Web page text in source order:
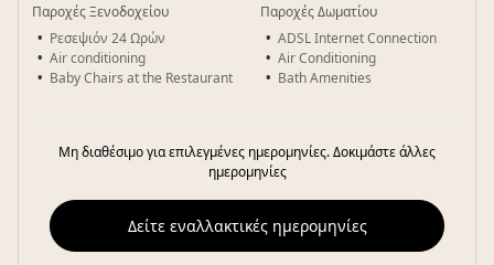
Παροχές Ξενοδοχείου
Ρεσεψιόν 24 Ωρών
Air conditioning
Baby Chairs at the Restaurant
Παροχές Δωματίου
ADSL Internet Connection
Air Conditioning
Bath Amenities
Μη διαθέσιμο για επιλεγμένες ημερομηνίες. Δοκιμάστε άλλες
ημερομηνίες
Δείτε εναλλακτικές ημερομηνίες